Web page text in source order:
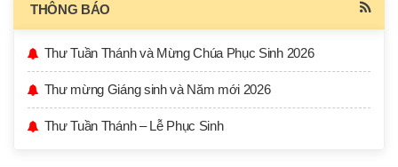
THÔNG BÁO
Thư Tuần Thánh và Mừng Chúa Phục Sinh 2026
Thư mừng Giáng sinh và Năm mới 2026
Thư Tuần Thánh – Lễ Phục Sinh